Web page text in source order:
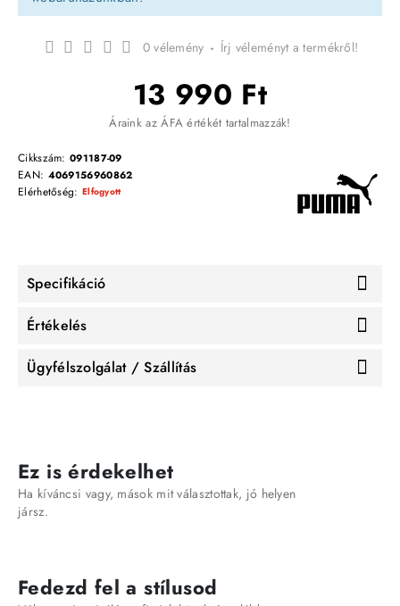
0 vélemény - Írj véleményt a termékről!
13 990 Ft
Áraink az ÁFA értékét tartalmazzák!
Cikkszám: 091187-09
EAN: 4069156960862
Elérhetőség: Elfogyott
Specifikáció
Értékelés
Ügyfélszolgálat / Szállítás
Ez is érdekelhet
Ha kíváncsi vagy, mások mit választottak, jó helyen
jársz.
Fedezd fel a stílusod